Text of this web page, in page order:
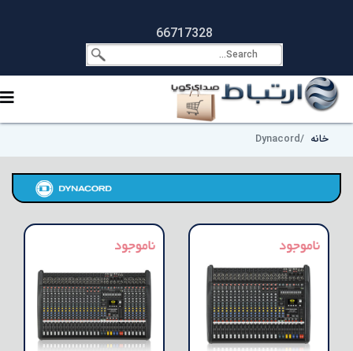
66717328
خانه Dynacord